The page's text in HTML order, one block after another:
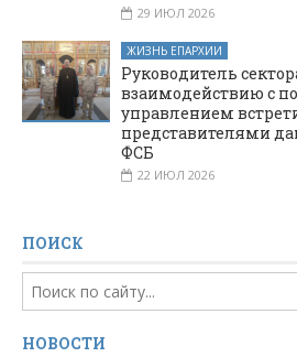
29 ИЮЛ 2026
ЖИЗНЬ ЕПАРХИИ
Руководитель
взаимодействию с
управлением
представителями
ФСБ
22 ИЮЛ 2026
ПОИСК
НОВОСТИ